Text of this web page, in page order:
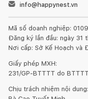
info@happynest.vn
Mã số doanh nghiệp:
Đăng ký lần đầu: ngày 31
Nơi cấp: Sở Kế Hoạch và
Giấy phép MXH:
231/GP-BTTTT do
Chịu trách nhiệm nội dung: